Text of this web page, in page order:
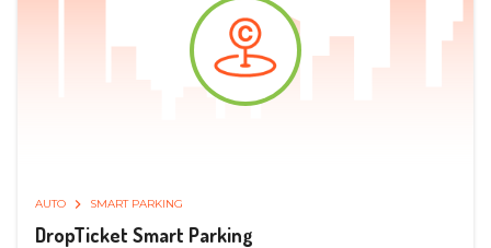
AUTO SMART PARKING
DropTicket Smart Parking